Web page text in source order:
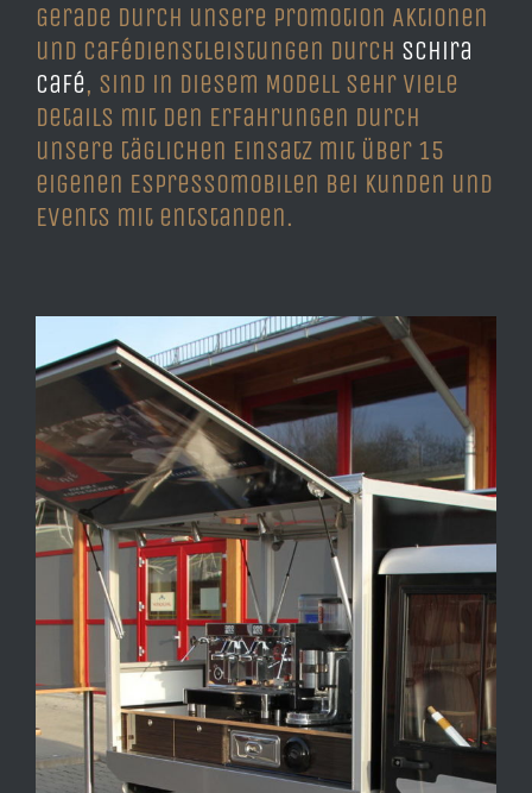
Gerade durch unsere Promotion Aktionen
und Cafédienstleistungen durch Schira
Café, sind in diesem Modell sehr viele
Details mit den Erfahrungen durch
unsere täglichen Einsatz mit über 15
eigenen Espressomobilen bei Kunden und
Events mit entstanden.